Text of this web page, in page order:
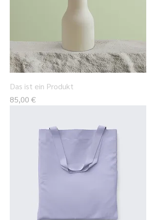
Das ist ein Produkt
Preis
85,00 €